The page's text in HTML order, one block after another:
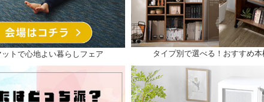
ットで心地よい暮らしフェア タイプ別で選べる！おすすめ